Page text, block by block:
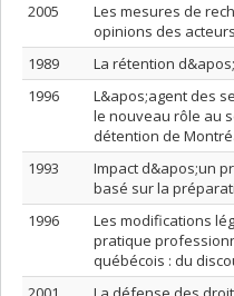
2005
Les mesures de
opinions des
1989
La rétention
1996
L&apos;agent des
le nouveau rôle au
détention de
1993
Impact d&apos;un
basé sur la
1996
Les modifications
pratique
québécois : du